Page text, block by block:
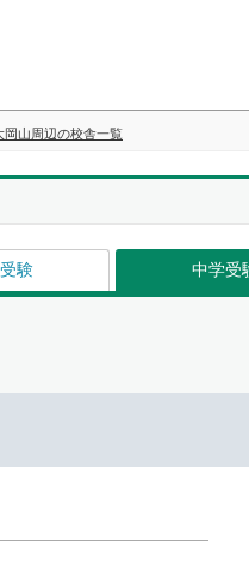
岡山周辺の校舎一覧
験 中学受